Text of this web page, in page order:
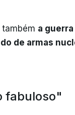
a
de armas
fabuloso"